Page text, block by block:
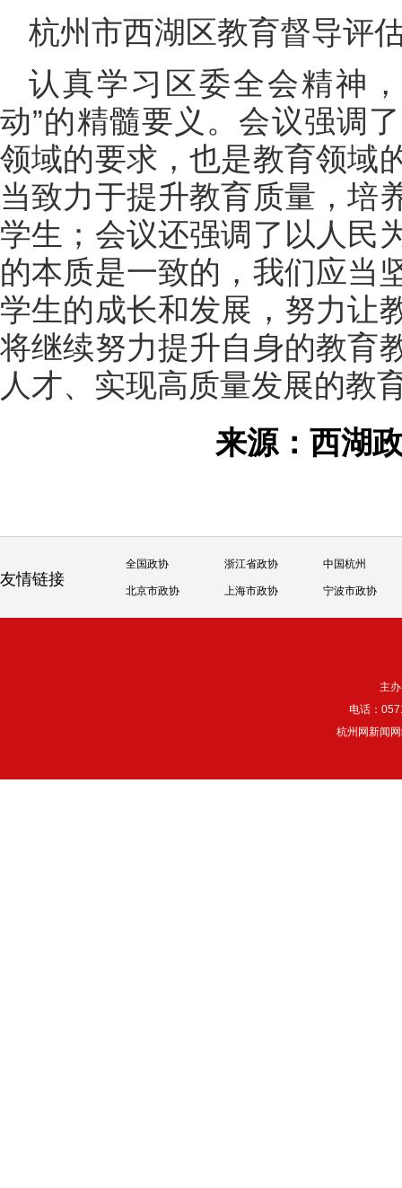
杭州市西湖区教育督导评
认真学习区委全会精神
动”的精髓要义。会议强调
领域的要求，也是教育领域
当致力于提升教育质量，培
学生；会议还强调了以人民
的本质是一致的，我们应当
学生的成长和发展，努力让
将继续努力提升自身的教育
人才、实现高质量发展的教
来源：西
友情链接
全国政协 浙江省政协 中国杭州
北京市政协 上海市政协 宁波市政协
主
电话：
杭州网新闻